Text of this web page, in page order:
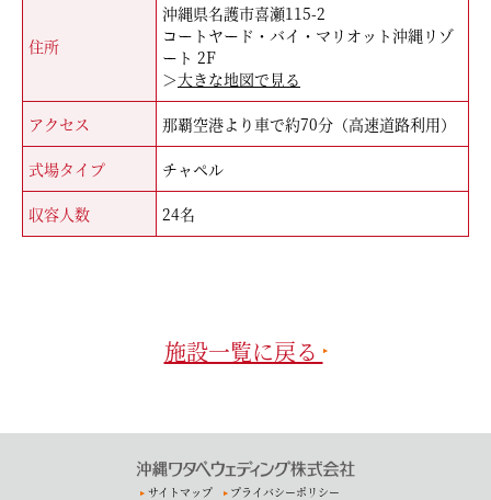
住所
沖縄県名護市喜瀬115-2
コートヤード・バイ・マリオット沖縄リゾ
ート 2F
＞大きな地図で見る
アクセス 那覇空港より車で約70分（高速道路利用）
式場タイプ チャペル
収容人数 24名
施設一覧に戻る
サイトマップ プライバシーポリシー